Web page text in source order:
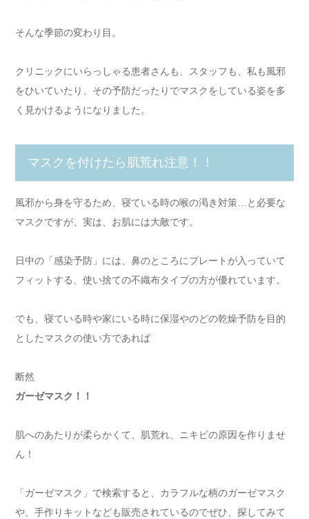
そんな季節の変わり目。
クリニックにいらっしゃる患者さんも、スタッフも、私も風邪
をひいていたり、その予防だったりでマスクをしている姿を多
く見かけるようになりました。
マスクを付けたら肌荒れ注意！！
風邪から身を守るため、寝ている時の喉の渇き対策…と必要な
マスクですが、実は、お肌には大敵です。
日中の「感染予防」には、鼻のところにプレートが入っていて
フィットする、使い捨ての不織布タイプの方が優れています。
でも、寝ている時や家にいる時に保湿やのどの乾燥予防を目的
としたマスクの使い方であれば
断然
ガーゼマスク！！
肌へのあたりが柔らかくて、肌荒れ、ニキビの原因を作りませ
ん！
「ガーゼマスク」で検索すると、カラフルな柄のガーゼマスク
や、手作りキットなども販売されているのでぜひ、探してみて